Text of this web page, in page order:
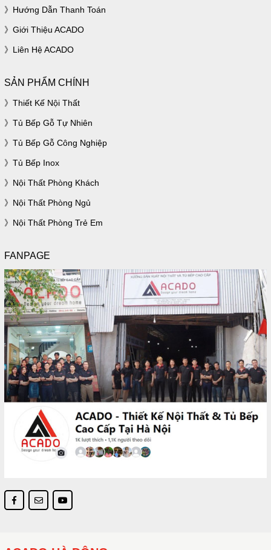
Hướng Dẫn Thanh Toán
Giới Thiệu ACADO
Liên Hệ ACADO
SẢN PHẨM CHÍNH
Thiết Kế Nội Thất
Tủ Bếp Gỗ Tự Nhiên
Tủ Bếp Gỗ Công Nghiệp
Tủ Bếp Inox
Nội Thất Phòng Khách
Nội Thất Phòng Ngủ
Nội Thất Phòng Trẻ Em
FANPAGE